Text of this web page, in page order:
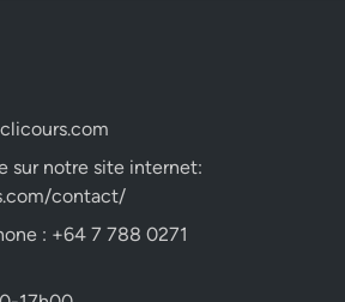
sur notre site internet:
contact/
: +64 7 788 0271